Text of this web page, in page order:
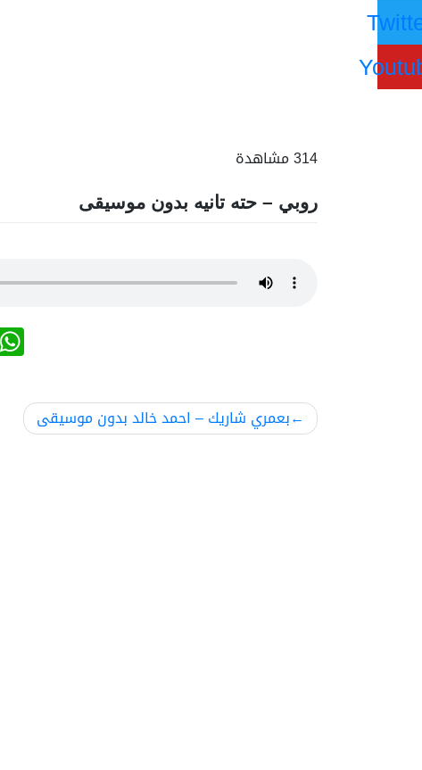
314 مشاهدة
روبي – حته تانيه بدون موسيقى
تصفّح
المقالات
بعمري شاريك – احمد خالد بدون موسيقى